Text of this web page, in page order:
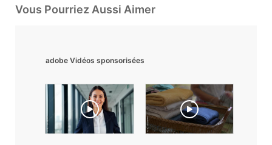
Vous Pourriez Aussi Aimer
adobe Vidéos sponsorisées